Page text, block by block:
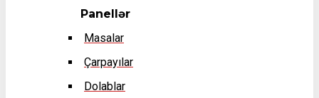
Panellər
Masalar
Çarpayılar
Dolablar